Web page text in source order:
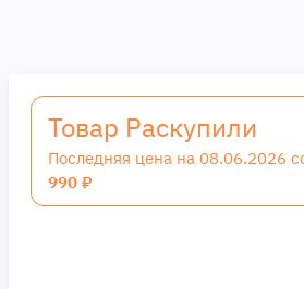
Товар Раскупили
Последняя цена на 08.06.2026
990 ₽